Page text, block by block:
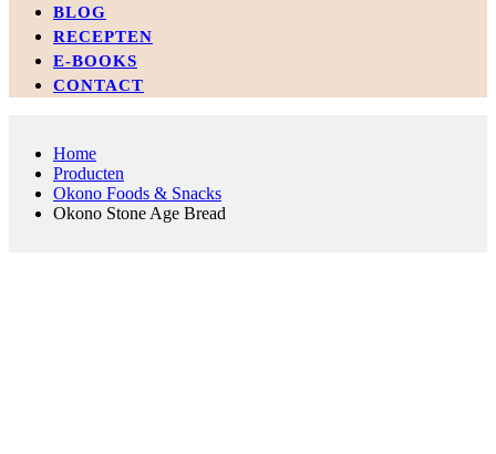
BLOG
RECEPTEN
E-BOOKS
CONTACT
Home
Producten
Okono Foods & Snacks
Okono Stone Age Bread